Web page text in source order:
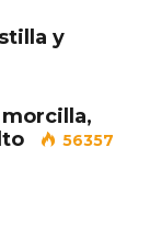
y
56357